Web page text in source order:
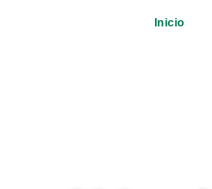
Inicio